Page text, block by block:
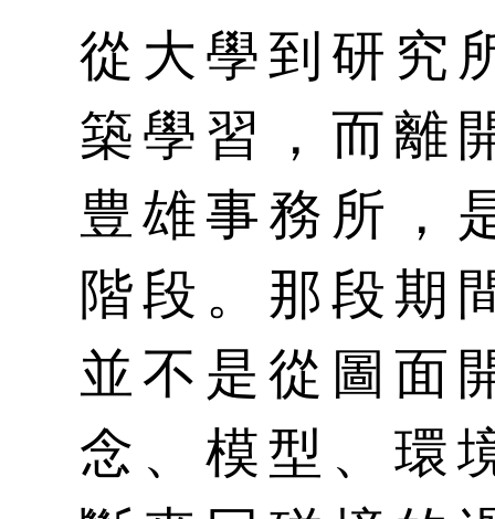
從大學到研究
築學習，而離
豊雄事務所，
階段。那段期
並不是從圖面
念、模型、環